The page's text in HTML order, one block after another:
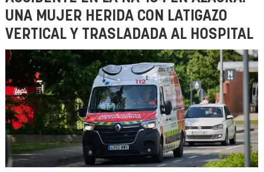
UNA MUJER HERIDA CON LATIGAZO
VERTICAL Y TRASLADADA AL HOSPITAL